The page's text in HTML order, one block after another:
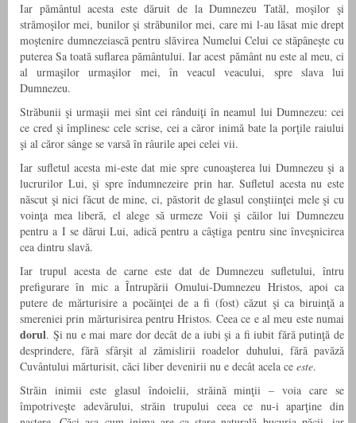
Iar pământul acesta este dăruit de la Dumnezeu Tatăl, moşilor şi
strămoşilor mei, bunilor şi străbunilor mei, care mi l-au lăsat mie drept
moştenire dumnezeiască pentru slăvirea Numelui Celui ce stăpâneşte cu
puterea Sa toată suflarea pământului. Iar acest pământ nu este al meu, ci
al urmaşilor urmaşilor mei, în veacul veacului, spre slava lui
Dumnezeu.
Străbunii şi urmaşii mei sînt cei rânduiţi în neamul lui Dumnezeu: cei
ce cred şi împlinesc cele scrise, cei a căror inimă bate la porţile raiului
şi al căror sânge se varsă în râurile apei celei vii.
Iar sufletul acesta mi-este dat mie spre cunoaşterea lui Dumnezeu şi a
lucrurilor Lui, şi spre îndumnezeire prin har. Sufletul acesta nu este
născut şi nici făcut de mine, ci, păstorit de glasul conştiinţei mele şi cu
voinţa mea liberă, el alege să urmeze Voii şi căilor lui Dumnezeu
pentru a I se dărui Lui, adică pentru a câştiga pentru sine înveşnicirea
cea dintru slavă.
Iar trupul acesta de carne este dat de Dumnezeu sufletului, întru
prefigurare în mic a Întrupării Omului-Dumnezeu Hristos, apoi ca
putere de mărturisire a pocăinţei de a fi (fost) căzut şi ca biruinţă a
smereniei prin mărturisirea pentru Hristos. Ceea ce e al meu este numai
dorul. Şi nu e mai mare dor decât de a iubi şi a fi iubit fără putinţă de
desprindere, fără sfârşit al zămislirii roadelor duhului, fără pavăză
Cuvântului mărturisit, căci liber devenirii nu e decât acela ce este.
Străin inimii este glasul îndoielii, străină minţii – voia care se
împotriveşte adevărului, străin trupului ceea ce nu-i aparţine din